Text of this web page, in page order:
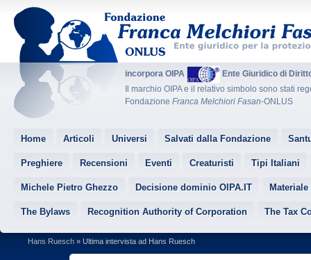
incorpora OIPA
Ente Giuridico di
Il marchio OIPA e il relativo simbolo sono stati
Fondazione Franca Melchiori Fasan-ONLUS
Home Articoli Universi Salvati dalla Fondazione
Preghiere Recensioni Eventi Creaturisti Tipi Italiani
Michele Pietro Ghezzo Decisione dominio OIPA.IT Materiale
The Bylaws Recognition Authority of Corporation The Tax
Hans Ruesch » Ultima intervista ad Hans Ruesch